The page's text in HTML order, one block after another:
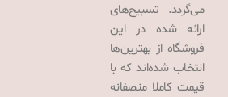
می‌گردد. تسبیح‌های
ارائه شده در این
فروشگاه از بهترین‌ها
انتخاب شده‌اند که با
قیمت کاملا منصفانه